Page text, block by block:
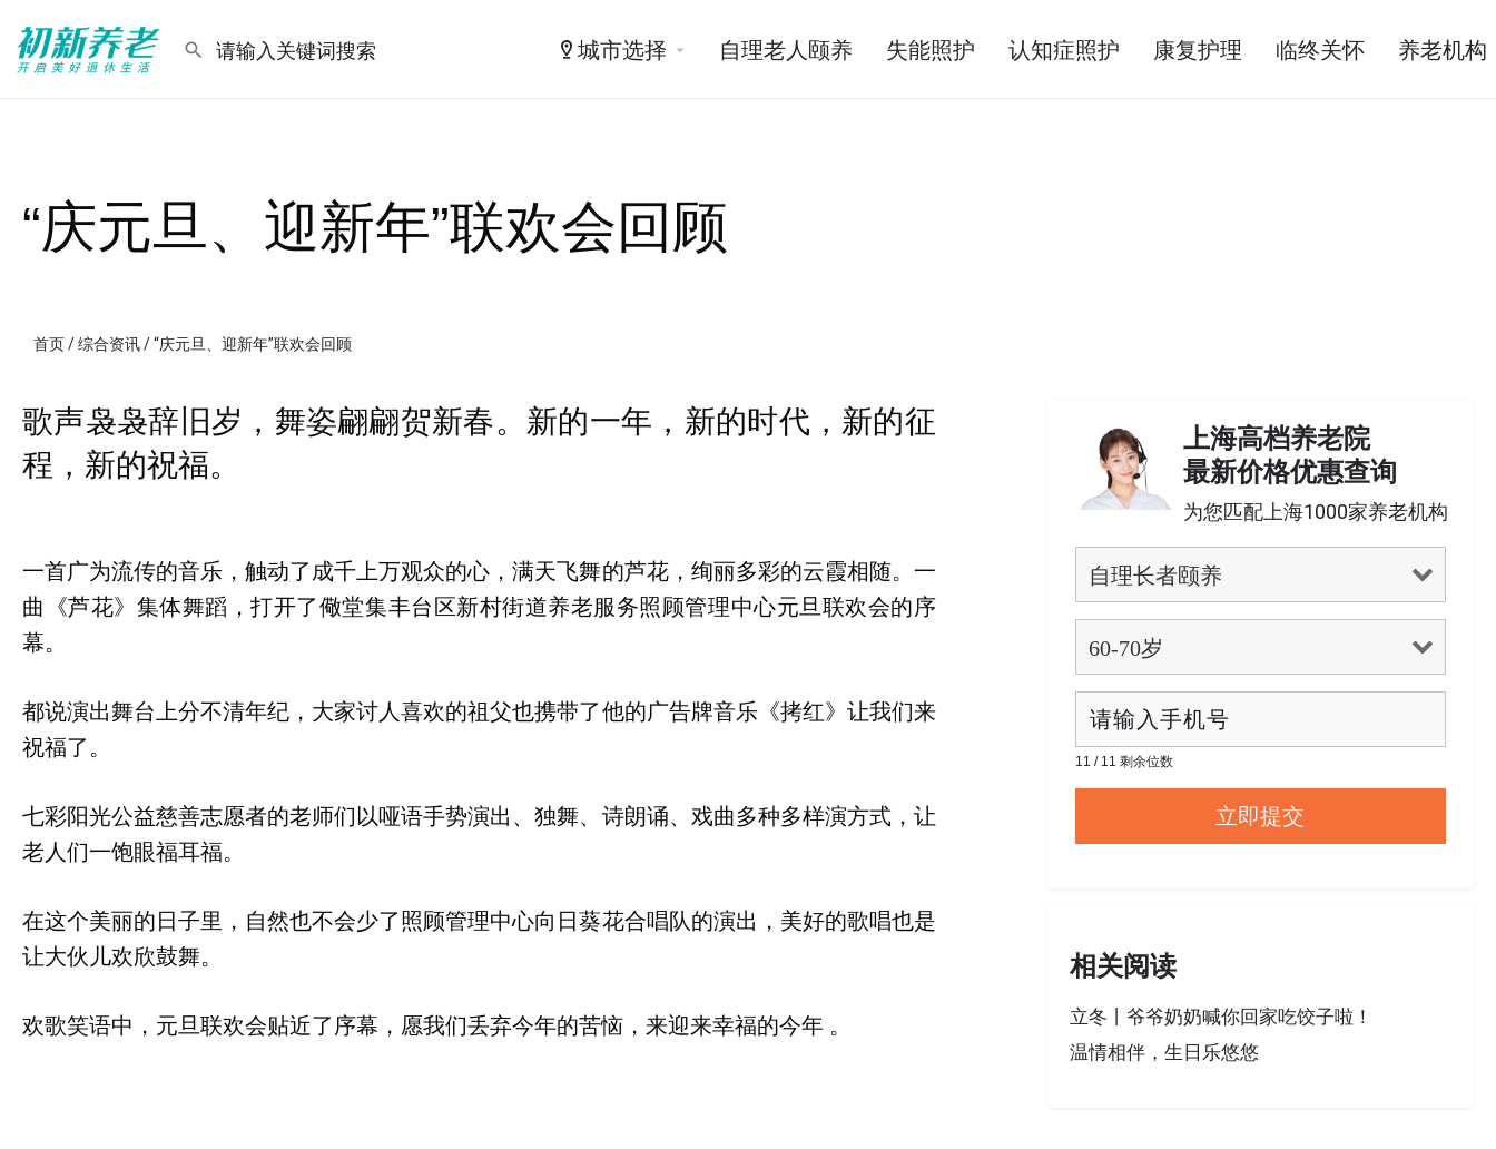
城市选择 自理老人颐养 失能照护 认知症照护 康复护理 临终关怀 养老机构
“庆元旦、迎新年”联欢会回顾
首页/综合资讯/ “庆元旦、迎新年”联欢会回顾
歌声袅袅辞旧岁，舞姿翩翩贺新春。新的一年，新的时代，新的征
程，新的祝福。
一首广为流传的音乐，触动了成千上万观众的心，满天飞舞的芦花，绚丽多彩的云霞相随。一
曲《芦花》集体舞蹈，打开了儆堂集丰台区新村街道养老服务照顾管理中心元旦联欢会的序
幕。
都说演出舞台上分不清年纪，大家讨人喜欢的祖父也携带了他的广告牌音乐《拷红》让我们来
祝福了。
七彩阳光公益慈善志愿者的老师们以哑语手势演出、独舞、诗朗诵、戏曲多种多样演方式，让
老人们一饱眼福耳福。
在这个美丽的日子里，自然也不会少了照顾管理中心向日葵花合唱队的演出，美好的歌唱也是
让大伙儿欢欣鼓舞。
欢歌笑语中，元旦联欢会贴近了序幕，愿我们丢弃今年的苦恼，来迎来幸福的今年 。
上海高档养老院
最新价格优惠查询
为您匹配上海1000家养老机构
11 / 11 剩余位数
相关阅读
立冬丨爷爷奶奶喊你回家吃饺子啦！
温情相伴，生日乐悠悠